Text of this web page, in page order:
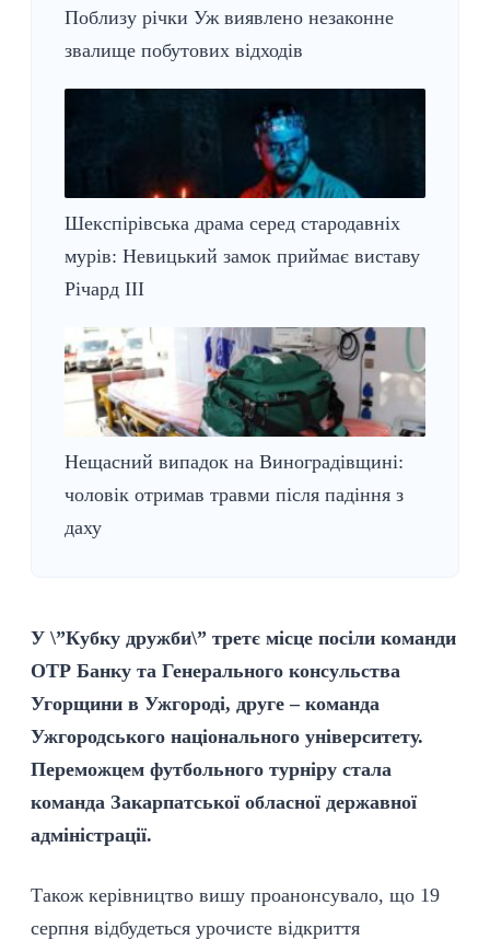
Поблизу річки Уж виявлено незаконне
звалище побутових відходів
Шекспірівська драма серед стародавніх
мурів: Невицький замок приймає виставу
Річард ІІІ
Нещасний випадок на Виноградівщині:
чоловік отримав травми після падіння з
даху
У \”Кубку дружби\” третє місце посіли команди
ОТР Банку та Генерального консульства
Угорщини в Ужгороді, друге – команда
Ужгородського національного університету.
Переможцем футбольного турніру стала
команда Закарпатської обласної державної
адміністрації.
Також керівництво вишу проанонсувало, що 19
серпня відбудеться урочисте відкриття